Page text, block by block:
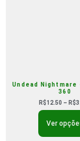
Undead Nightmare
360
R$12.50 – R$
Ver